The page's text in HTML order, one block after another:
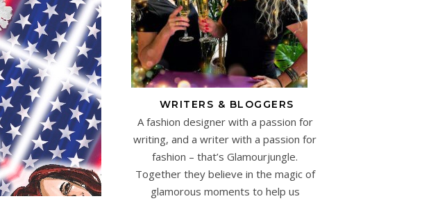
WRITERS & BLOGGERS
A fashion designer with a passion for
writing, and a writer with a passion for
fashion – that’s Glamourjungle.
Together they believe in the magic of
glamorous moments to help us